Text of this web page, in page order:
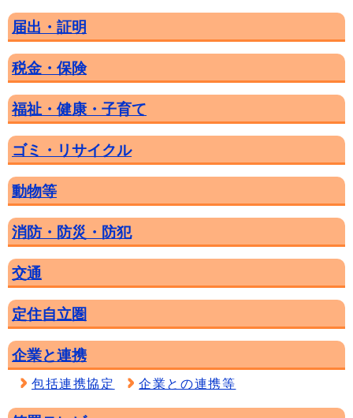
届出・証明
税金・保険
福祉・健康・子育て
ゴミ・リサイクル
動物等
消防・防災・防犯
交通
定住自立圏
企業と連携
包括連携協定 企業との連携等